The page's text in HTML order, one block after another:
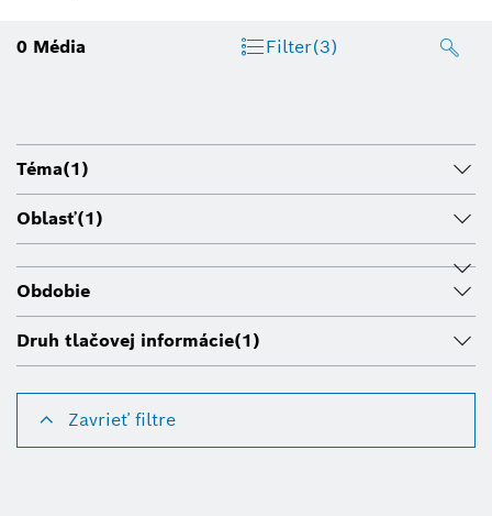
0 Média Filter(3)
Téma(1)
Oblasť(1)
Obdobie
Druh tlačovej informácie(1)
Zavrieť filtre